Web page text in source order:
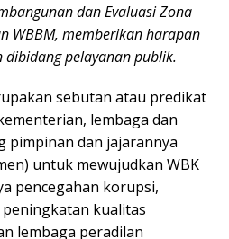
dan Evaluasi Zona
WBBM, memberikan harapan
pelayanan publik.
sebutan atau predikat
lembaga dan
pimpinan dan jajarannya
untuk mewujudkan WBK
pencegahan korupsi,
kualitas
lembaga peradilan